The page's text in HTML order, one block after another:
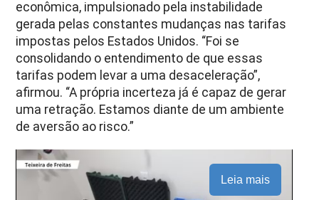
econômica, impulsionado pela instabilidade
gerada pelas constantes mudanças nas tarifas
impostas pelos Estados Unidos. “Foi se
consolidando o entendimento de que essas
tarifas podem levar a uma desaceleração”,
afirmou. “A própria incerteza já é capaz de gerar
uma retração. Estamos diante de um ambiente
de aversão ao risco.”
Leia mais